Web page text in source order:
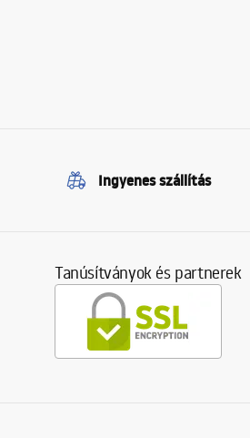
Ingyenes szállítás
Tanúsítványok és partnerek